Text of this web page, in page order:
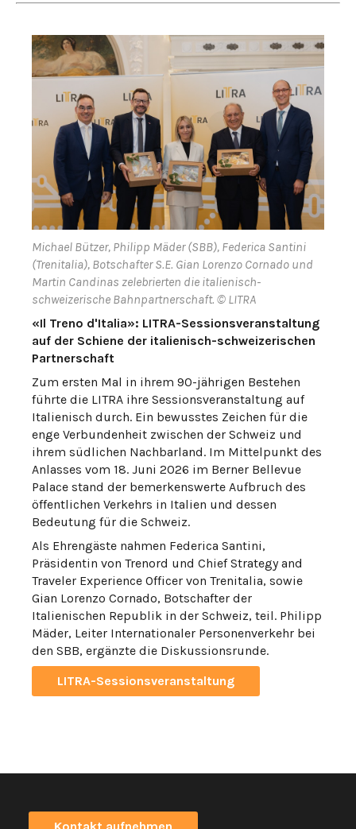
Michael Bützer, Philipp Mäder (SBB), Federica Santini
(Trenitalia), Botschafter S.E. Gian Lorenzo Cornado und
Martin Candinas zelebrierten die italienisch-
schweizerische Bahnpartnerschaft. © LITRA
«Il Treno d'Italia»: LITRA-Sessionsveranstaltung
auf der Schiene der italienisch-schweizerischen
Partnerschaft
Zum ersten Mal in ihrem 90-jährigen Bestehen
führte die LITRA ihre Sessionsveranstaltung auf
Italienisch durch. Ein bewusstes Zeichen für die
enge Verbundenheit zwischen der Schweiz und
ihrem südlichen Nachbarland. Im Mittelpunkt des
Anlasses vom 18. Juni 2026 im Berner Bellevue
Palace stand der bemerkenswerte Aufbruch des
öffentlichen Verkehrs in Italien und dessen
Bedeutung für die Schweiz.
Als Ehrengäste nahmen Federica Santini,
Präsidentin von Trenord und Chief Strategy and
Traveler Experience Officer von Trenitalia, sowie
Gian Lorenzo Cornado, Botschafter der
Italienischen Republik in der Schweiz, teil. Philipp
Mäder, Leiter Internationaler Personenverkehr bei
den SBB, ergänzte die Diskussionsrunde.
LITRA-Sessionsveranstaltung